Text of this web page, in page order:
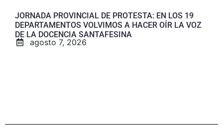
JORNADA PROVINCIAL DE PROTESTA: EN LOS 19
DEPARTAMENTOS VOLVIMOS A HACER OÍR LA VOZ
DE LA DOCENCIA SANTAFESINA
agosto 7, 2026